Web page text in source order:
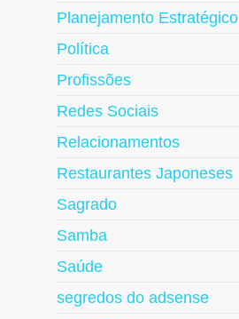
Planejamento Estratégico
Política
Profissões
Redes Sociais
Relacionamentos
Restaurantes Japoneses
Sagrado
Samba
Saúde
segredos do adsense